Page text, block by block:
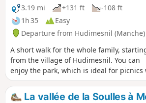
3.19 mi
+131 ft
-108 ft
1h 35
Easy
Departure from Hudimesnil (Manche)
A short walk for the whole family,
from the village of Hudimesnil. You can
enjoy the park, which is ideal for picnics
its ponds and children's playground.
La vallée de la Soulles à